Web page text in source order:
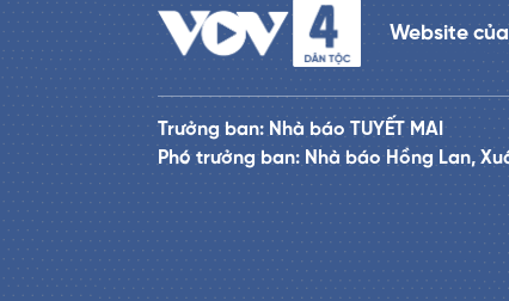
Website của
Trưởng ban: Nhà báo TUYẾT MAI
Phó trưởng ban: Nhà báo Hồng Lan,